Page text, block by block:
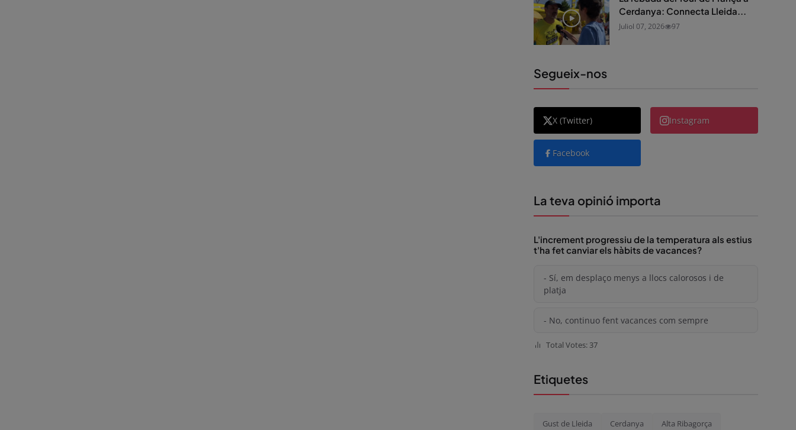
Cerdanya: Connecta Lleida...
Juliol 07, 2026 97
Segueix-nos
X (Twitter) Instagram
Facebook
La teva opinió importa
L'increment progressiu de la temperatura als estius
t'ha fet canviar els hàbits de vacances?
- Sí, em desplaço menys a llocs calorosos i de
platja
- No, continuo fent vacances com sempre
Total Votes: 37
Etiquetes
Gust de Lleida Cerdanya Alta Ribagorça